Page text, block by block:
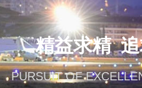
精益求精
PURSUIT OF